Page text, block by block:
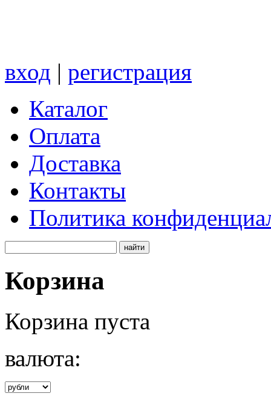
вход | регистрация
Каталог
Оплата
Доставка
Контакты
Политика
Корзина
Корзина пуста
валюта: